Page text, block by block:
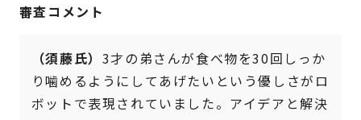
審査コメント
（須藤氏） 3才の弟さんが食べ物を30回しっか
り噛めるようにしてあげたいという優しさがロ
ボットで表現されていました。アイデアと解決